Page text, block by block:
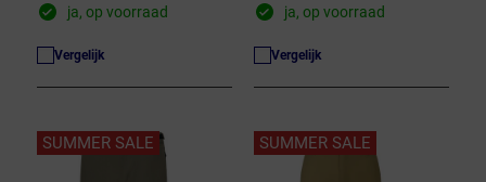
ja, op voorraad
Vergelijk
ja, op voorraad
Vergelijk
SUMMER SALE SUMMER SALE